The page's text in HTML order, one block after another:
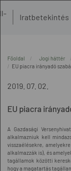
Iratbetekintés
Főoldal Jogi háttér
EU piacra irányadó
2019. 07. 02.
EU piacra
A Gazdasági
alkalmazniuk kell
visszaélésekre,
alkalmazzák is), és
tagállamok közötti
hogy a magatartás